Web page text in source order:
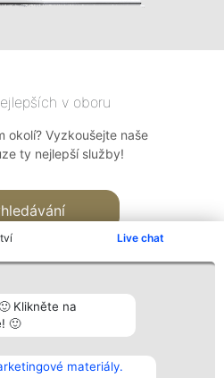
Live chat
Klikněte na
🙂
materiály.
v oboru
okolí? Vyzkoušejte naše
ty nejlepší služby!
všech
Kontakt